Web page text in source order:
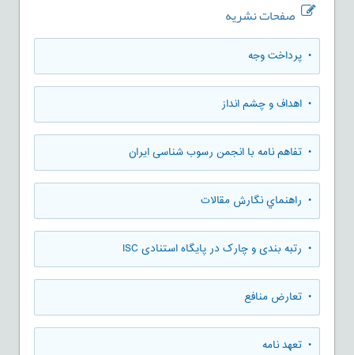
صفحات نشریه
• پرداخت وجه
• اهداف و چشم انداز
• تفاهم نامه با انجمن رسوب شناسی ایران
• راهنماي نگارش مقالات
• رتبه بندی و چارک در پایگاه استنادی ISC
• تعارض منافع
• تعهد نامه